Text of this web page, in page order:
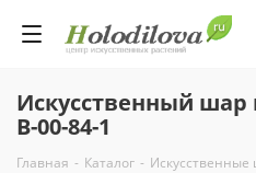
Искусственный шар
В-00-84-1
Главная - Каталог - Искусственные